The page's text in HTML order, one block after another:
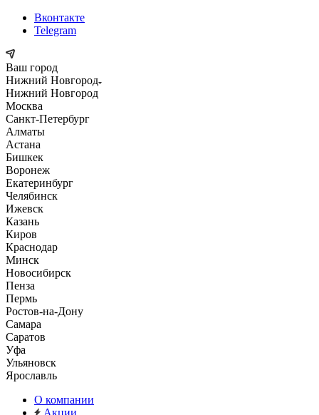
Вконтакте
Telegram
Ваш город
Нижний Новгород
Нижний Новгород
Москва
Санкт-Петербург
Алматы
Астана
Бишкек
Воронеж
Екатеринбург
Челябинск
Ижевск
Казань
Киров
Краснодар
Минск
Новосибирск
Пенза
Пермь
Ростов-на-Дону
Самара
Саратов
Уфа
Ульяновск
Ярославль
О компании
Акции